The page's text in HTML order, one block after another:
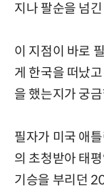
지나 팔순을 넘
이 지점이 바로
게 한국을 떠났
을 했는지가 궁
필자가 미국 애
의 초청받아 태
기승을 부리던